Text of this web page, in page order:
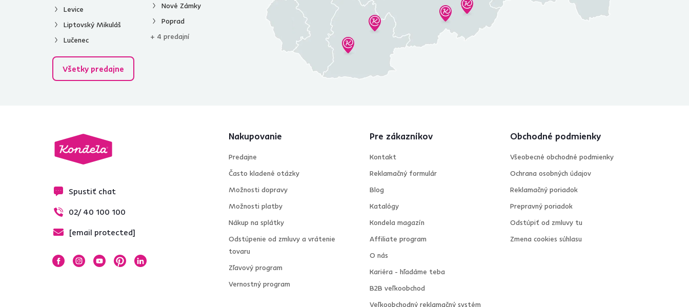
Levice
Liptovský Mikuláš
Lučenec
Nové Zámky
Poprad
+ 4 predajní
Všetky predajne
Spustiť chat
02/ 40 100 100
[email protected]
Nakupovanie
Predajne
Často kladené otázky
Možnosti dopravy
Možnosti platby
Nákup na splátky
Odstúpenie od zmluvy a vrátenie
tovaru
Zľavový program
Vernostný program
Pre zákazníkov
Kontakt
Reklamačný formulár
Blog
Katalógy
Kondela magazín
Affiliate program
O nás
Kariéra - hľadáme teba
B2B veľkoobchod
Veľkoobchodný reklamačný systém
Obchodné podmienky
Všeobecné obchodné podmienky
Ochrana osobných údajov
Reklamačný poriadok
Prepravný poriadok
Odstúpiť od zmluvy tu
Zmena cookies súhlasu